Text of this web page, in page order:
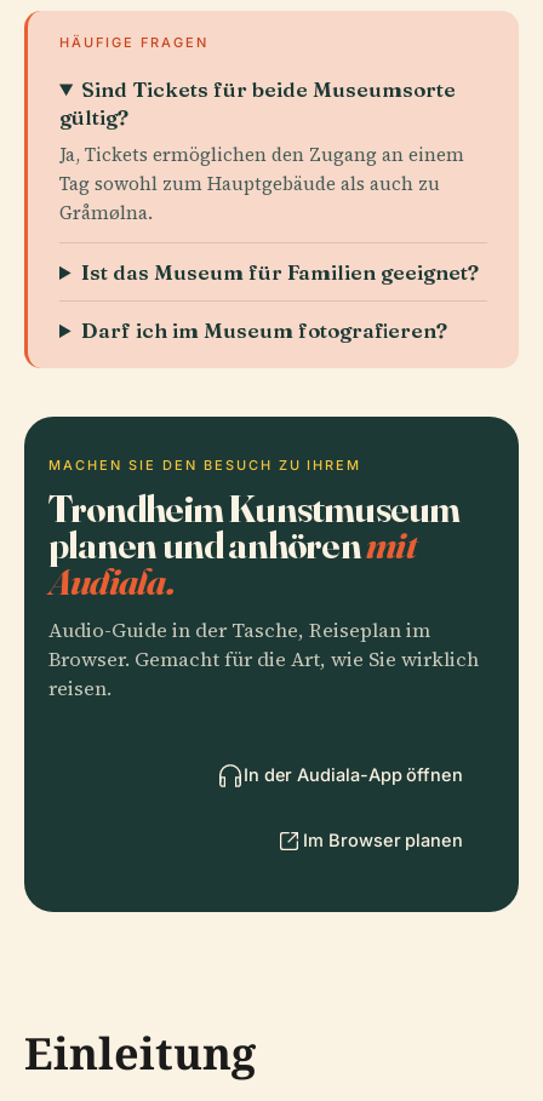
HÄUFIGE FRAGEN
Sind Tickets für beide Museumsorte
gültig?
Ja, Tickets ermöglichen den Zugang an einem
Tag sowohl zum Hauptgebäude als auch zu
Gråmølna.
Ist das Museum für Familien geeignet?
Darf ich im Museum fotografieren?
MACHEN SIE DEN BESUCH ZU IHREM
Trondheim Kunstmuseum
planen und anhörenmit
Audiala.
Audio-Guide in der Tasche, Reiseplan im
Browser. Gemacht für die Art, wie Sie wirklich
reisen.
In der Audiala-App öffnen
Im Browser planen
Einleitung